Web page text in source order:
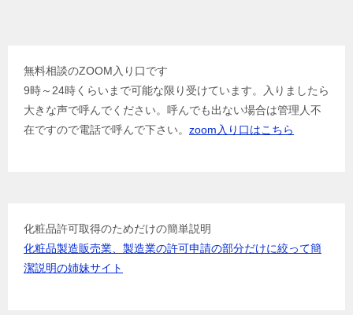
無料相談のZOOM入り口です
9時～24時くらいまで可能な限り受けています。入りましたら
大きな声で呼んでください。呼んでも出ない場合は管理人不
在ですので電話で呼んで下さい。 zoom入り口はこちら
化粧品許可取得のためだけの簡単説明
化粧品製造販売業、製造業の許可申請の部分だけに絞って簡
潔説明の姉妹サイト